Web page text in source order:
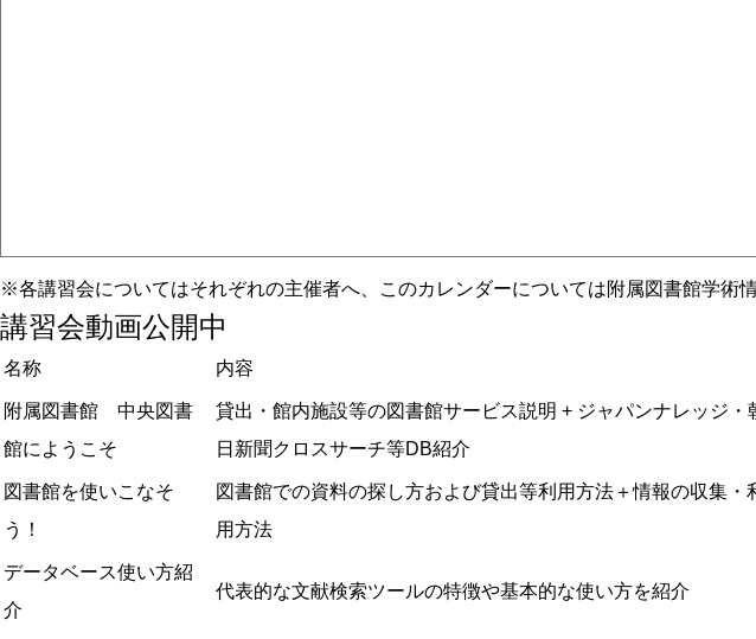
※各講習会についてはそれぞれの主催者へ、このカレンダーについては附属図書館学術
講習会動画公開中
名称 内容
附属図書館 中央図書
館にようこそ
貸出・館内施設等の図書館サービス説明 + ジャパンナレッジ・
日新聞クロスサーチ等DB紹介
図書館を使いこなそ
う！
図書館での資料の探し方および貸出等利用方法＋情報の収集・
用方法
データベース使い方紹
介
代表的な文献検索ツールの特徴や基本的な使い方を紹介